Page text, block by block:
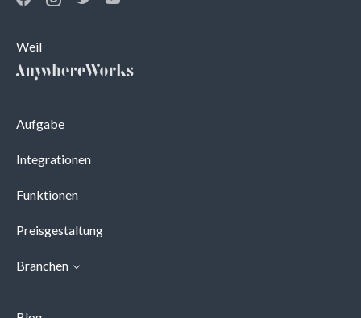
Weil
Aufgabe
Integrationen
Funktionen
Preisgestaltung
Branchen